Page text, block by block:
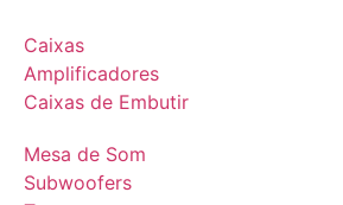
Caixas
Amplificadores
Caixas de Embutir
Mesa de Som
Subwoofers